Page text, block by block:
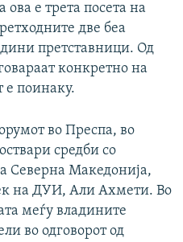
е трета посета на
две беа
претставници. Од
конкретно на
е поинаку.
во Преспа, во
средби со
Северна Македонија,
на ДУИ, Али Ахмети. Во
меѓу владините
во одговорот од